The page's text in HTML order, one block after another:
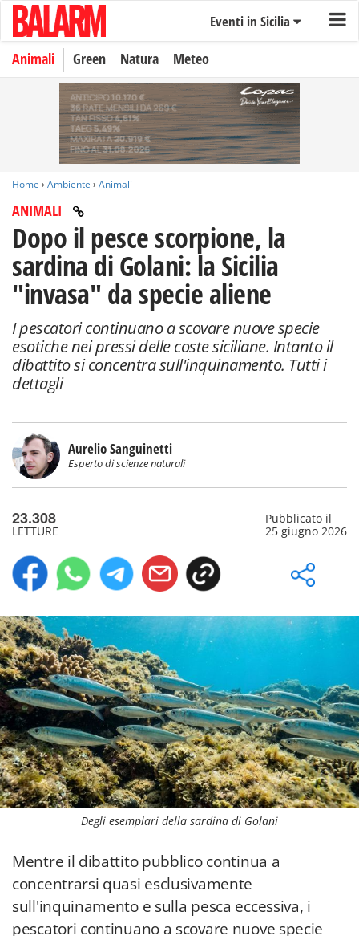
Eventi in Sicilia
Animali Green Natura Meteo
Home › Ambiente › Animali
ANIMALI
Dopo il pesce scorpione, la
sardina di Golani: la Sicilia
"invasa" da specie aliene
I pescatori continuano a scovare nuove specie
esotiche nei pressi delle coste siciliane. Intanto il
dibattito si concentra sull'inquinamento. Tutti i
dettagli
Aurelio Sanguinetti
Esperto di scienze naturali
23.308
LETTURE
Pubblicato il
25 giugno 2026
Degli esemplari della sardina di Golani
Mentre il dibattito pubblico continua a
concentrarsi quasi esclusivamente
sull'inquinamento e sulla pesca eccessiva, i
pescatori continuano a scovare nuove specie